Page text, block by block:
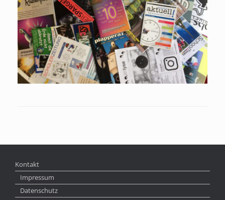
Kontakt
Impressum
Datenschutz